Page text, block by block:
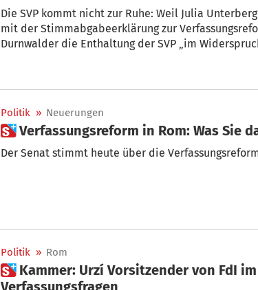
Die SVP kommt nicht zur Ruhe: Weil Julia
mit der Stimmabgabeerklärung zur Verfassungsreform
Durnwalder die Enthaltung der SVP „im
Politik » Neuerungen
 Verfassungsreform in Rom: Was Sie
Politik » Rom
 Kammer: Urzí Vorsitzender von FdI im Ausschuss für
Verfassungsfragen